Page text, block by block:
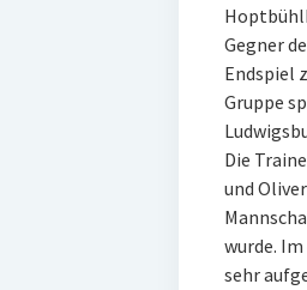
Gegner
Endspiel
Gruppe
Die
und
wurde.
sehr